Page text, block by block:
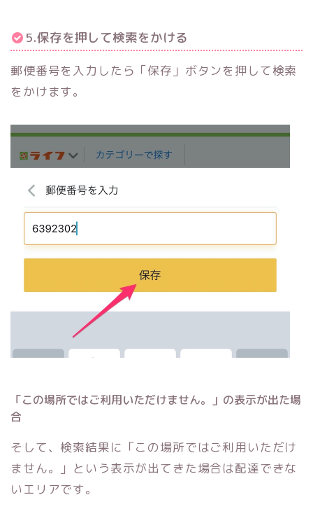
5.保存を押して検索をかける
郵便番号を入力したら「保存」ボタンを押して検索
をかけます。
「この場所ではご利用いただけません。」の表示が出た場
合
そして、検索結果に「この場所ではご利用いただけ
ません。」という表示が出てきた場合は配達できな
いエリアです。